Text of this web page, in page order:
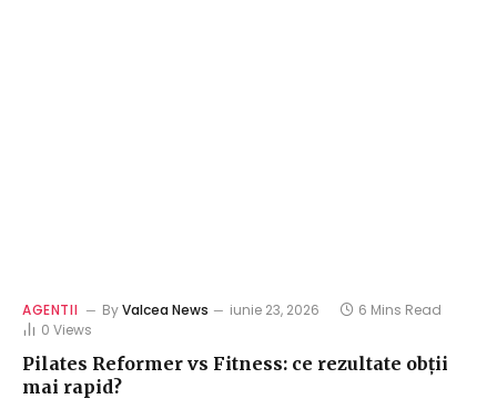
AGENTII ByValcea News iunie 23, 2026
6 Mins Read
0 Views
Pilates Reformer vs Fitness: ce rezultate obții
mai rapid?